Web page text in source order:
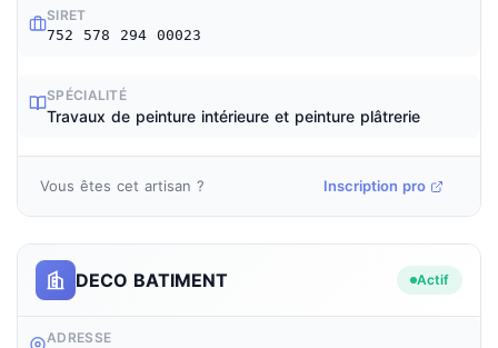
SIRET
752 578 294 00023
SPÉCIALITÉ
Travaux de peinture intérieure et peinture plâtrerie
Vous êtes cet artisan ? Inscription pro
DECO BATIMENT Actif
ADRESSE